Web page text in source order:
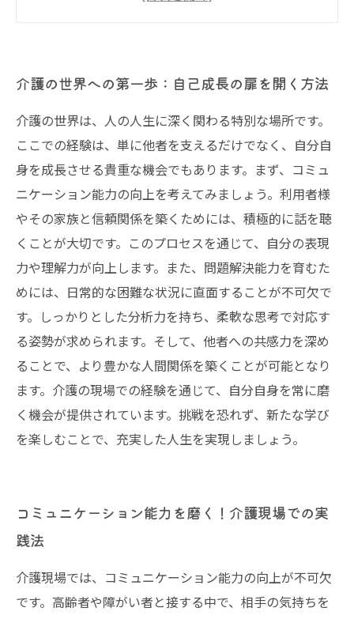
トーリー
専門家に学ぶ、介護職における自己成長の秘訣
充実した介護の世界で見つける、より良い自分
への旅
介護の世界への第一歩：自己成長の扉を開く方法
介護の世界は、人の人生に深く関わる特別な場所です。
ここでの経験は、単に他者を支えるだけでなく、自分自
身を成長させる貴重な機会でもあります。まず、コミュ
ニケーション能力の向上を考えてみましょう。利用者様
やその家族と信頼関係を築くためには、積極的に話を聴
くことが大切です。このプロセスを通じて、自分の表現
力や理解力が向上します。また、問題解決能力を育むた
めには、日常的な困難な状況に直面することが不可欠で
す。しっかりとした分析力を持ち、柔軟な思考で対応す
る姿勢が求められます。そして、他者への共感力を深め
ることで、より豊かな人間関係を築くことが可能となり
ます。介護の現場での経験を通じて、自分自身を常に磨
く機会が提供されています。挑戦を恐れず、新たな学び
を楽しむことで、充実した人生を実現しましょう。
コミュニケーション能力を磨く！介護現場での実
践法
介護現場では、コミュニケーション能力の向上が不可欠
です。高齢者や障がい者と接する中で、相手の気持ちを